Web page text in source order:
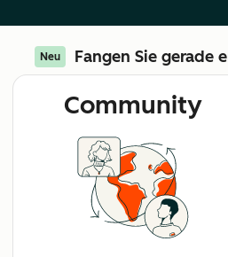
Neu Fangen Sie gerade
Community